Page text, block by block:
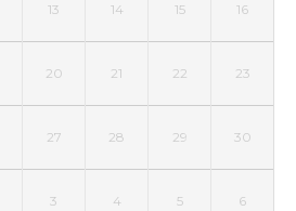
13 14 15 16
20 21 22 23
27 28 29 30
3 4 5 6